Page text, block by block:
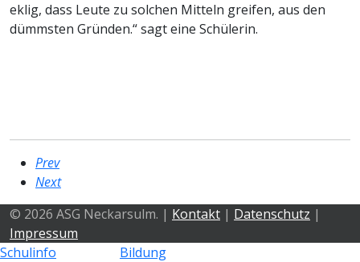
eklig, dass Leute zu solchen Mitteln greifen, aus den
dümmsten Gründen.“ sagt eine Schülerin.
Prev
Next
© 2026 ASG Neckarsulm. | Kontakt | Datenschutz |
Impressum
Schulinfo
Bildung